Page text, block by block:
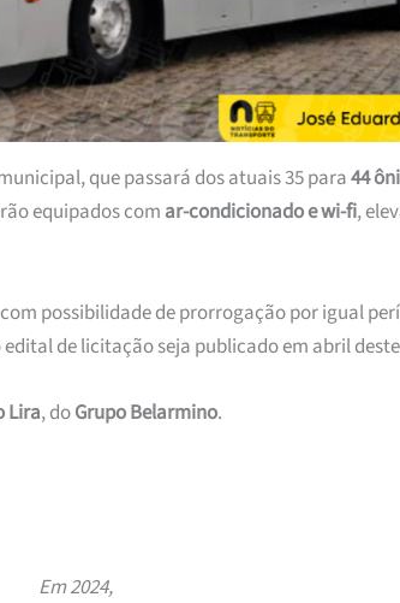
que passará dos atuais 35 para44
equipados com ar-condicionado e wi-fi,
possibilidade de prorrogação por igual
edital de licitação seja publicado em abril
Lira, doGrupo Belarmino.
Em 2024,